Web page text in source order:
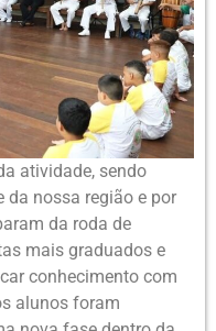
atividade, sendo
da nossa região e por
da roda de
mais graduados e
conhecimento com
alunos foram